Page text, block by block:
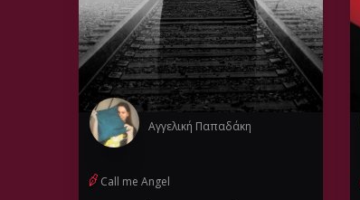
Αγγελική Παπαδάκη
Call me Angel